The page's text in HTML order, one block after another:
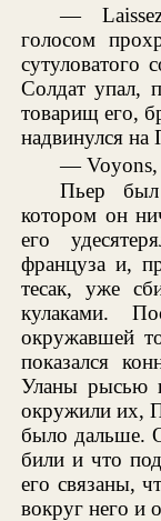
—
голосом
сутуловатого
Солдат упал,
товарищ его,
надвинулся на
— Voyons,
Пьер
котором он
его
француза и,
тесак, уже
кулаками.
окружавшей
показался
Уланы рысью
окружили их,
было дальше.
били и что
его связаны,
вокруг него и